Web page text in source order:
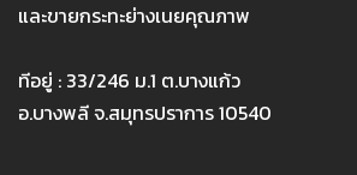
และขายกระทะย่างเนยคุณภาพ
ทีอยู่ : 33/246 ม.1 ต.บางแก้ว
อ.บางพลี จ.สมุทรปราการ 10540